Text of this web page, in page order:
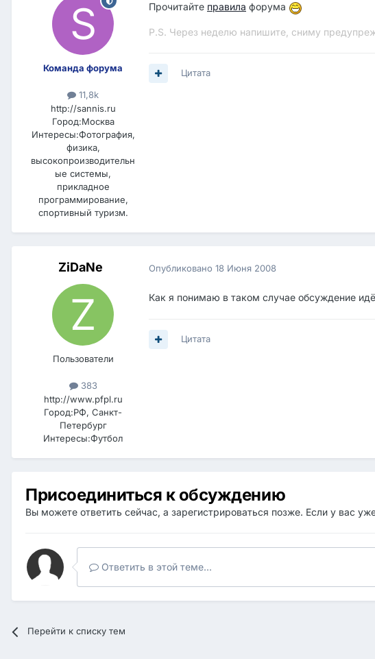
Команда форума
11,8k
http://sannis.ru
Город:Москва
Интересы:Фотография,
физика,
высокопроизводительн
ые системы,
прикладное
программирование,
спортивный туризм.
Прочитайте правила форума
P.S. Через неделю напишите, сниму
Цитата
ZiDaNe
Пользователи
383
http://www.pfpl.ru
Город:РФ, Санкт-
Петербург
Интересы:Футбол
Опубликовано 18 Июня 2008
Как я понимаю в таком случае обсуждение
Цитата
Присоединиться к обсуждению
Вы можете ответить сейчас, а зарегистрироваться позже. Если у вас
Ответить в этой теме...
Перейти к списку тем